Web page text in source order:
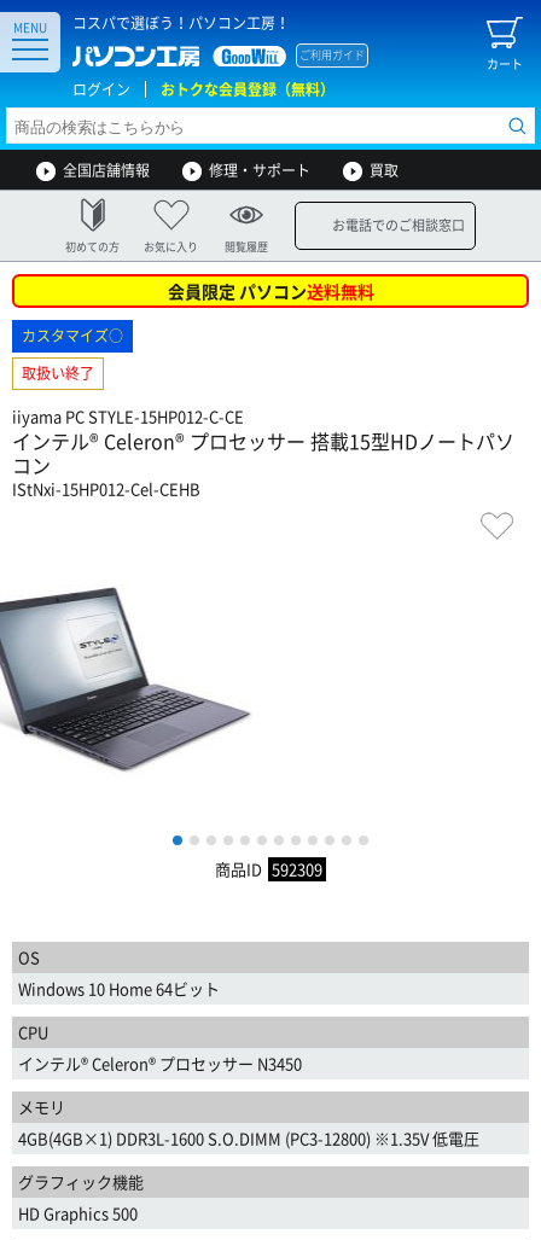
コスパで選ぼう！パソコン工房！
カート
ご利用ガイド
ログイン おトクな会員登録（無料）
MENU
全国店舗情報 修理・サポート 買取
初めての方 お気に入り 閲覧履歴
お電話でのご相談窓口
会員限定 パソコン送料無料
カスタマイズ○
取扱い終了
iiyama PC STYLE-15HP012-C-CE
インテル® Celeron® プロセッサー 搭載15型HDノートパソ
コン
IStNxi-15HP012-Cel-CEHB
1 2 3 4 5 6 7 8 9 10 11
商品ID 592309
OS
Windows 10 Home 64ビット
CPU
インテル® Celeron® プロセッサー N3450
メモリ
4GB(4GB×1) DDR3L-1600 S.O.DIMM (PC3-12800) ※1.35V 低電圧
グラフィック機能
HD Graphics 500